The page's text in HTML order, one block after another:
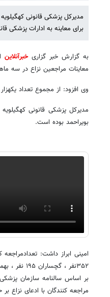
برای معاینه به ادارات پزشکی
به گزارش خبر گزاریخبرآنلاین
معاینات مراجعین نزاع در سه ماهه سال
وی افزود: از مجموع تعداد یکهزار و ۳۷۹ نفر با ادعای نزاع برای معاینه، یکهزار و۱۲۰ نفر مرد و ۲۵۹ نفر زن
بویراحمد بوده است.
۳۵۲نفر ، گچساران ۱۹۵ نفر ، بهمئی ۴۶ نفر و دنا۴۰ نفر بوده است.
مراجعه کنندگان با ادعای